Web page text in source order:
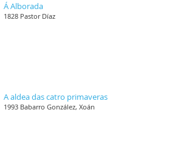
Á Alborada
1828 Pastor Díaz
A aldea das catro primaveras
1993 Babarro González, Xoán